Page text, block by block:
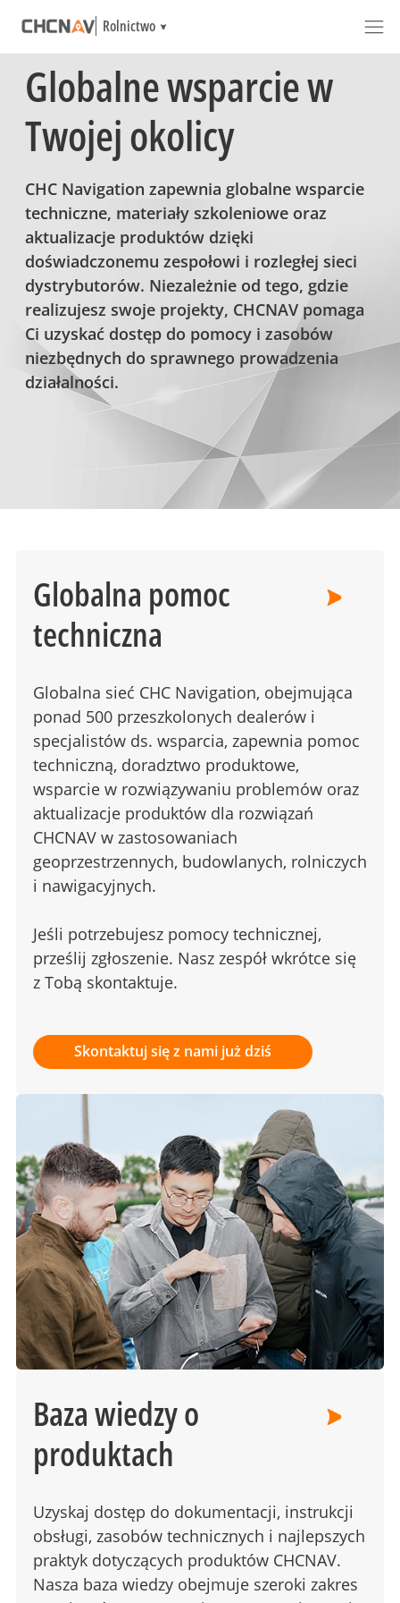
Rolnictwo
Globalne wsparcie w
Twojej okolicy
CHC Navigation zapewnia globalne wsparcie
techniczne, materiały szkoleniowe oraz
aktualizacje produktów dzięki
doświadczonemu zespołowi i rozległej sieci
dystrybutorów. Niezależnie od tego, gdzie
realizujesz swoje projekty, CHCNAV pomaga
Ci uzyskać dostęp do pomocy i zasobów
niezbędnych do sprawnego prowadzenia
działalności.
Globalna pomoc
techniczna
Globalna sieć CHC Navigation, obejmująca
ponad 500 przeszkolonych dealerów i
specjalistów ds. wsparcia, zapewnia pomoc
techniczną, doradztwo produktowe,
wsparcie w rozwiązywaniu problemów oraz
aktualizacje produktów dla rozwiązań
CHCNAV w zastosowaniach
geoprzestrzennych, budowlanych, rolniczych
i nawigacyjnych.
Jeśli potrzebujesz pomocy technicznej,
prześlij zgłoszenie. Nasz zespół wkrótce się
z Tobą skontaktuje.
Skontaktuj się z nami już dziś
Baza wiedzy o
produktach
Uzyskaj dostęp do dokumentacji, instrukcji
obsługi, zasobów technicznych i najlepszych
praktyk dotyczących produktów CHCNAV.
Nasza baza wiedzy obejmuje szeroki zakres